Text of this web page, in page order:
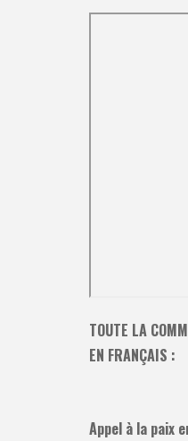
TOUTE LA
EN FRANÇAIS :
Appel à la paix